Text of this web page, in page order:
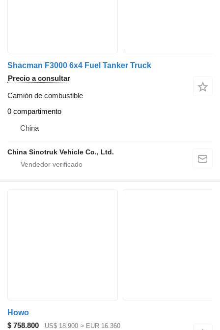
Shacman F3000 6x4 Fuel Tanker Truck
Precio a consultar
Camión de combustible
0 compartimento
China
China Sinotruk Vehicle Co., Ltd.
Howo
$ 758.800
US$ 18.900 ≈ EUR 16.360